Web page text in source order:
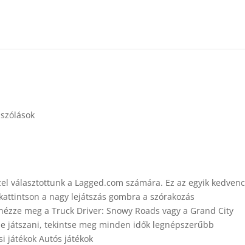
választottunk a Lagged.com számára. Ez az egyik kedvenc
a nagy lejátszás gombra a szórakozás
meg a Truck Driver: Snowy Roads vagy a Grand City
játszani, tekintse meg minden idők legnépszerűbb
játékok Autós játékok